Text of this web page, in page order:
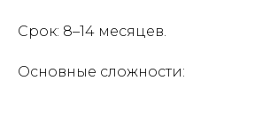
Срок: 8–14 месяцев.
Основные сложности: